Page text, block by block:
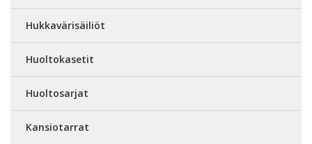
Hukkavärisäiliöt
Huoltokasetit
Huoltosarjat
Kansiotarrat